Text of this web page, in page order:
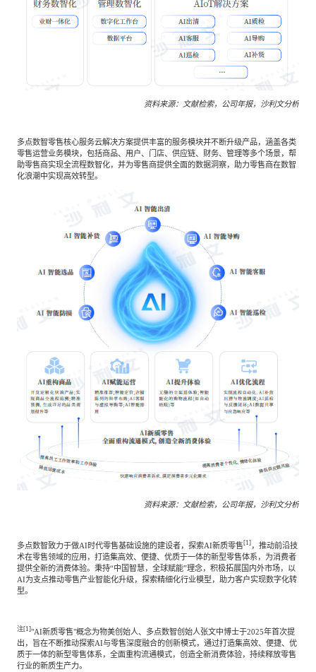
资料来源：文献检索，公司年报，沙利文分析
多点数智零售核心服务云解决方案提供丰富的服务模块并不断升级产品，涵盖各类
零售运营业务模块，包括商品、用户、门店、供应链、财务、管理等多个场景，帮
助零售商实现全流程数智化，并为零售商提供全面的数据洞察，助力零售商在数智
化浪潮中实现高效转型。
资料来源：文献检索，公司年报，沙利文分析
多点数智致力于做AI时代零售基础设施的建设者，探索AI新质零售 [1]，推动前沿技
术在零售领域的应用，打造集高效、便捷、优质于一体的新型零售体系，为消费者
提供全新的消费体验。秉持“中国智慧，全球赋能”理念，积极拓展国内外市场，以
AI为支点推动零售产业智能化升级，探索精细化行业模型，助力客户实现数字化转
型。
注[1]"AI新质零售"概念为物美创始人、多点数智创始人张文中博士于2025年首次提
出，旨在不断推动探索AI与零售深度融合的创新模式，通过打造集高效、便捷、优
质于一体的新型零售体系，全面重构流通模式，创造全新消费体验，持续释放零售
行业的新质生产力。